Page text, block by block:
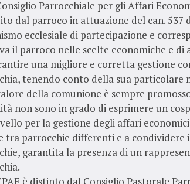
Parrocchiale per gli Affari
dal parroco in attuazione del can. 537
ecclesiale di partecipazione e
il parroco nelle scelte economiche e
una migliore e corretta gestione
tenendo conto della sua particolare
della comunione è sempre
non sono in grado di esprimere un
per la gestione degli affari
tra parrocchie differenti e a condividere
garantita la presenza di un